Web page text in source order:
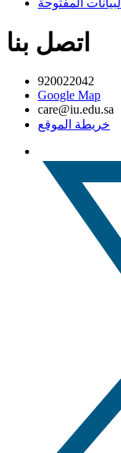
البيانات المفتوحة
اتصل بنا
920022042
Google Map
care@iu.edu.sa
خريطة الموقع